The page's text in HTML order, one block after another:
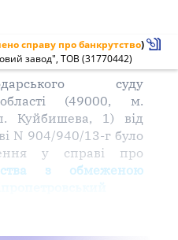
справу про банкрутство)
завод", ТОВ (31770442)
суду
області (49000, м.
Куйбишева, 1) від
N 904/940/13-г було
у справі про
з обмеженою